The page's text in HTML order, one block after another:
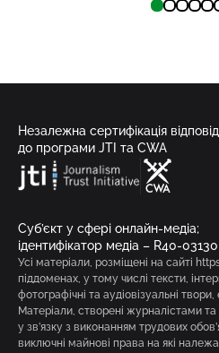
Незалежна сертифікація
до програми JTI та CWA
Суб’єкт у сфері онлайн-медіа;
ідентифікатор медіа – R40-03130
Усі матеріали, розміщені на сайті
піддоменах, у тому числі тексти,
фотографічні та аудіовізуальні
Матеріали, створені журналістами
у зв’язку з виконанням трудових
виключні майнові права на які